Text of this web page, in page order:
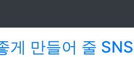
게 만들어 줄